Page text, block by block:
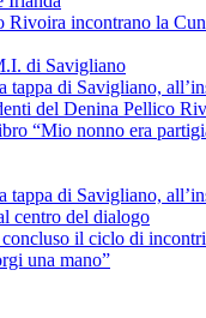
Rivoira incontrano la
di Savigliano
di Savigliano,
del Denina Pellico
“Mio nonno era
di Savigliano,
centro del dialogo
il ciclo di
una mano”